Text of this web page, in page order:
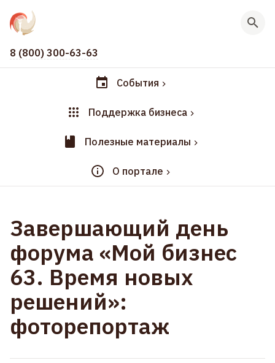
8 (800) 300-63-63
События
Поддержка бизнеса
Полезные материалы
О портале
Завершающий день
форума «Мой бизнес
63. Время новых
решений»:
фоторепортаж